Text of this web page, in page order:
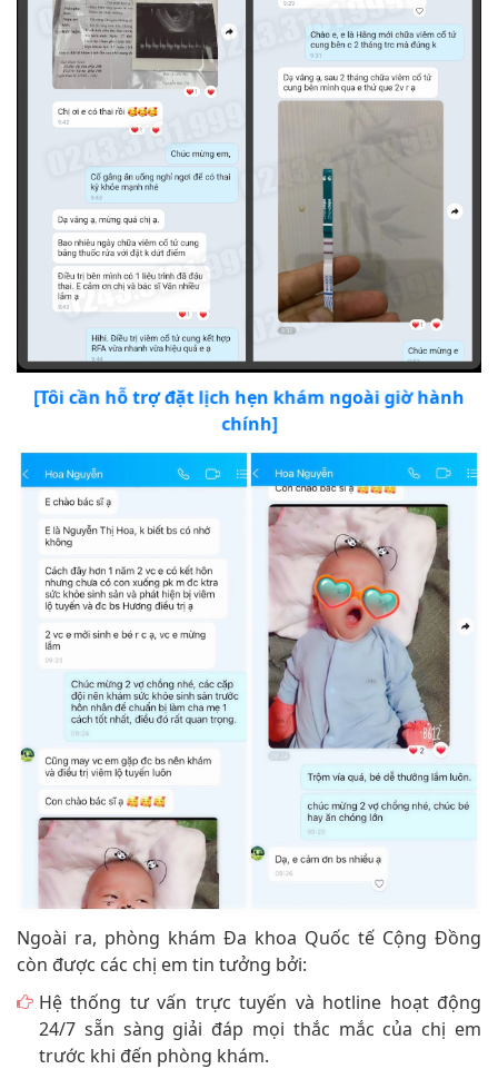
[Tôi cần hỗ trợ đặt lịch hẹn khám ngoài giờ hành
chính]
Ngoài ra, phòng khám Đa khoa Quốc tế Cộng Đồng
còn được các chị em tin tưởng bởi:
Hệ thống tư vấn trực tuyến và hotline hoạt động
24/7 sẵn sàng giải đáp mọi thắc mắc của chị em
trước khi đến phòng khám.